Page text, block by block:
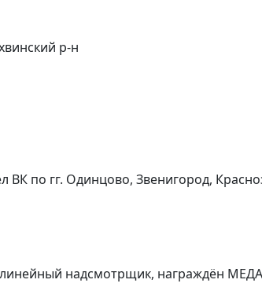
р-н
по гг. Одинцово, Звенигород,
линейный надсмотрщик, награждён